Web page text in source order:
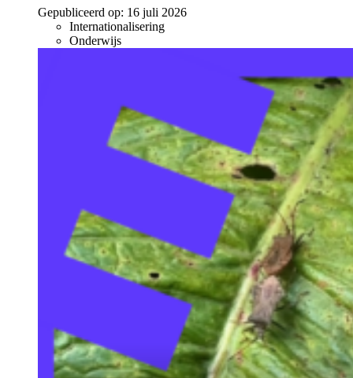
Gepubliceerd op: 16 juli 2026
Internationalisering
Onderwijs